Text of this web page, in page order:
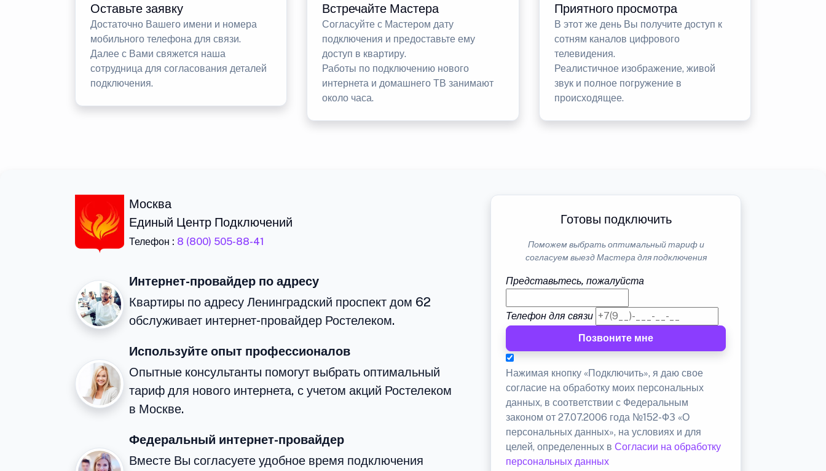
Оставьте заявку
Достаточно Вашего имени и номера
мобильного телефона для связи.
Далее с Вами свяжется наша
сотрудница для согласования деталей
подключения.
Встречайте Мастера
Согласуйте с Мастером дату
подключения и предоставьте ему
доступ в квартиру.
Работы по подключению нового
интернета и домашнего ТВ занимают
около часа.
Приятного просмотра
В этот же день Вы получите доступ к
сотням каналов цифрового
телевидения.
Реалистичное изображение, живой
звук и полное погружение в
происходящее.
Москва
Единый Центр Подключений
Телефон : 8 (800) 505-88-41
Интернет-провайдер по адресу
Квартиры по адресу Ленинградский проспект дом 62
обслуживает интернет-провайдер Ростелеком.
Используйте опыт профессионалов
Опытные консультанты помогут выбрать оптимальный
тариф для нового интернета, с учетом акций Ростелеком
в Москве.
Федеральный интернет-провайдер
Вместе Вы согласуете удобное время подключения
Готовы подключить
Поможем выбрать оптимальный тариф и
согласуем выезд Мастера для подключения
Представьтесь, пожалуйста
Телефон для связи
Позвоните мне
Нажимая кнопку «Подключить», я даю свое
согласие на обработку моих персональных
данных, в соответствии с Федеральным
законом от 27.07.2006 года №152-ФЗ «О
персональных данных», на условиях и для
целей, определенных вСогласии на обработку
персональных данных